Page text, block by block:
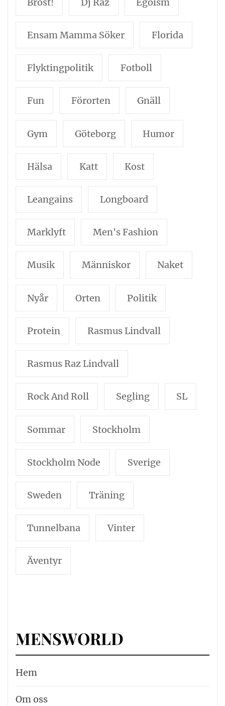
Ensam Mamma Söker Florida
Flyktingpolitik Fotboll
Fun Förorten Gnäll
Gym Göteborg Humor
Hälsa Katt Kost
Leangains Longboard
Marklyft Men's Fashion
Musik Människor Naket
Nyår Orten Politik
Protein Rasmus Lindvall
Rasmus Raz Lindvall
Rock And Roll Segling SL
Sommar Stockholm
Stockholm Node Sverige
Sweden Träning
Tunnelbana Vinter
Äventyr
MENSWORLD
Hem
Om oss